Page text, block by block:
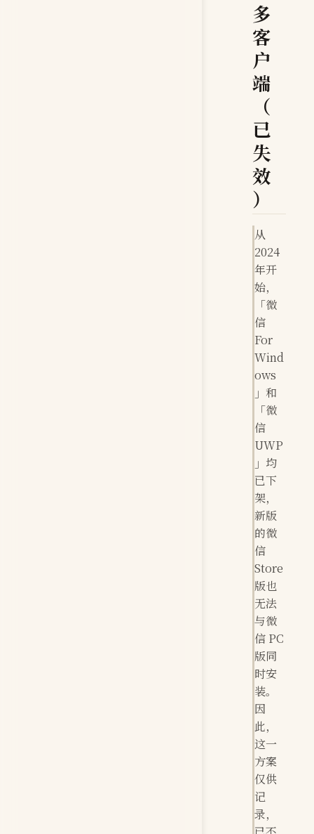
多
客
户
端
（
已
失
效
）
从
2024
年开
始，
「微
信
For
Wind
ows
」和
「微
信
UWP
」均
已下
架，
新版
的微
信
Store
版也
无法
与微
信 PC
版同
时安
装。
因
此，
这一
方案
仅供
记
录，